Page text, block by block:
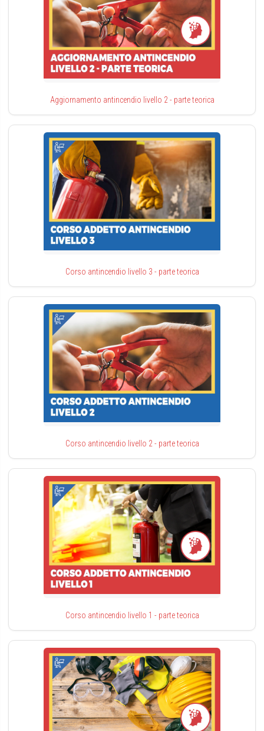
Aggiornamento antincendio livello 2 - parte teorica
Corso antincendio livello 3 - parte teorica
Corso antincendio livello 2 - parte teorica
Corso antincendio livello 1 - parte teorica